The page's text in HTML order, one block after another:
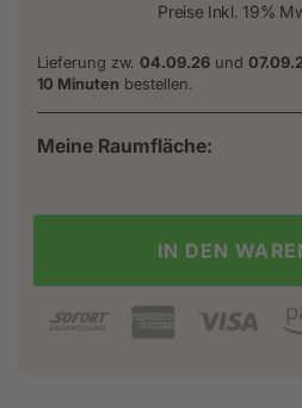
Preise Inkl. 19%
Lieferung zw. 04.09.26 und
10 Minuten bestellen.
Meine Raumfläche:
IN DEN